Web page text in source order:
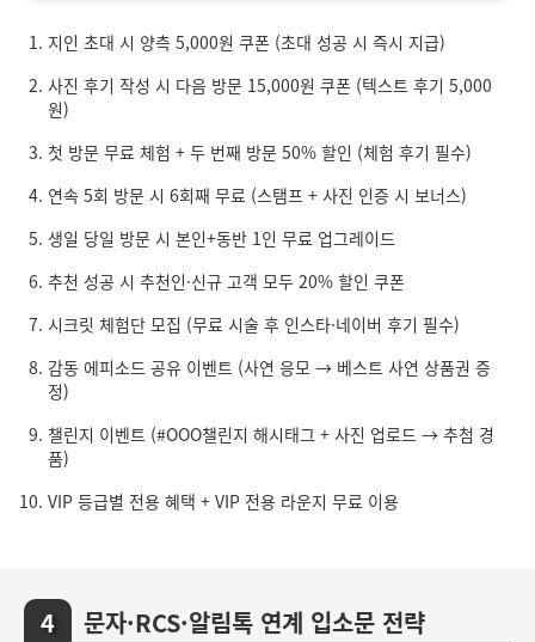
지인 초대 시 양측 5,000원 쿠폰 (초대 성공 시 즉시 지급)
사진 후기 작성 시 다음 방문 15,000원 쿠폰 (텍스트 후기 5,000
원)
첫 방문 무료 체험 + 두 번째 방문 50% 할인 (체험 후기 필수)
연속 5회 방문 시 6회째 무료 (스탬프 + 사진 인증 시 보너스)
생일 당일 방문 시 본인+동반 1인 무료 업그레이드
추천 성공 시 추천인·신규 고객 모두 20% 할인 쿠폰
시크릿 체험단 모집 (무료 시술 후 인스타·네이버 후기 필수)
감동 에피소드 공유 이벤트 (사연 응모 → 베스트 사연 상품권 증
정)
챌린지 이벤트 (#OOO챌린지 해시태그 + 사진 업로드 → 추첨 경
품)
VIP 등급별 전용 혜택 + VIP 전용 라운지 무료 이용
문자·RCS·알림톡 연계 입소문 전략